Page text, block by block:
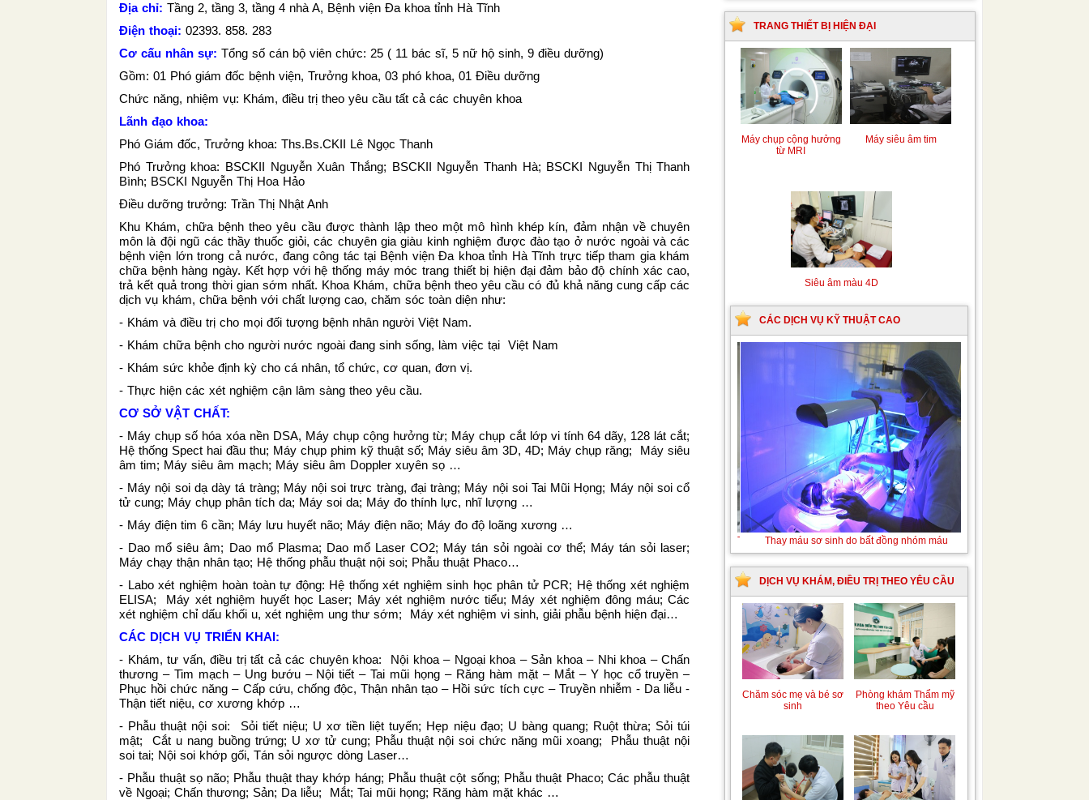
Địa chỉ: Tầng 2, tầng 3, tầng 4 nhà A, Bệnh viện Đa khoa tỉnh Hà Tĩnh
Điện thoại: 02393. 858. 283
Cơ cấu nhân sự: Tổng số cán bộ viên chức: 25 ( 11 bác sĩ, 5 nữ hộ sinh, 9 điều dưỡng)
Gồm: 01 Phó giám đốc bệnh viện, Trưởng khoa, 03 phó khoa, 01 Điều dưỡng
Chức năng, nhiệm vụ: Khám, điều trị theo yêu cầu tất cả các chuyên khoa
Lãnh đạo khoa:
Phó Giám đốc, Trưởng khoa: Ths.Bs.CKII Lê Ngọc Thanh
Phó Trưởng khoa: BSCKII Nguyễn Xuân Thắng; BSCKII Nguyễn Thanh Hà; BSCKI Nguyễn Thị Thanh
Bình; BSCKI Nguyễn Thị Hoa Hảo
Điều dưỡng trưởng: Trần Thị Nhật Anh
Khu Khám, chữa bệnh theo yêu cầu được thành lập theo một mô hình khép kín, đảm nhận về chuyên
môn là đội ngũ các thầy thuốc giỏi, các chuyên gia giàu kinh nghiệm được đào tạo ở nước ngoài và các
bệnh viện lớn trong cả nước, đang công tác tại Bệnh viện Đa khoa tỉnh Hà Tĩnh trực tiếp tham gia khám
chữa bệnh hàng ngày. Kết hợp với hệ thống máy móc trang thiết bị hiện đại đảm bảo độ chính xác cao,
trả kết quả trong thời gian sớm nhất. Khoa Khám, chữa bệnh theo yêu cầu có đủ khả năng cung cấp các
dịch vụ khám, chữa bệnh với chất lượng cao, chăm sóc toàn diện như:
- Khám và điều trị cho mọi đối tượng bệnh nhân người Việt Nam.
- Khám chữa bệnh cho người nước ngoài đang sinh sống, làm việc tại Việt Nam
- Khám sức khỏe định kỳ cho cá nhân, tổ chức, cơ quan, đơn vị.
- Thực hiện các xét nghiệm cận lâm sàng theo yêu cầu.
CƠ SỞ VẬT CHẤT:
- Máy chụp số hóa xóa nền DSA, Máy chụp cộng hưởng từ; Máy chụp cắt lớp vi tính 64 dãy, 128 lát cắt;
Hệ thống Spect hai đầu thu; Máy chụp phim kỹ thuật số; Máy siêu âm 3D, 4D; Máy chụp răng; Máy siêu
âm tim; Máy siêu âm mạch; Máy siêu âm Doppler xuyên sọ …
- Máy nội soi dạ dày tá tràng; Máy nội soi trực tràng, đại tràng; Máy nội soi Tai Mũi Họng; Máy nội soi cổ
tử cung; Máy chụp phân tích da; Máy soi da; Máy đo thính lực, nhĩ lượng …
- Máy điện tim 6 cần; Máy lưu huyết não; Máy điện não; Máy đo độ loãng xương …
- Dao mổ siêu âm; Dao mổ Plasma; Dao mổ Laser CO2; Máy tán sỏi ngoài cơ thể; Máy tán sỏi laser;
Máy chạy thận nhân tạo; Hệ thống phẫu thuật nội soi; Phẫu thuật Phaco…
- Labo xét nghiệm hoàn toàn tự động: Hệ thống xét nghiệm sinh học phân tử PCR; Hệ thống xét nghiệm
ELISA; Máy xét nghiệm huyết học Laser; Máy xét nghiệm nước tiểu; Máy xét nghiệm đông máu; Các
xét nghiệm chỉ dấu khối u, xét nghiệm ung thư sớm; Máy xét nghiệm vi sinh, giải phẫu bệnh hiện đại…
CÁC DỊCH VỤ TRIỂN KHAI:
- Khám, tư vấn, điều trị tất cả các chuyên khoa: Nội khoa – Ngoại khoa – Sản khoa – Nhi khoa – Chấn
thương – Tim mạch – Ung bướu – Nội tiết – Tai mũi họng – Răng hàm mặt – Mắt – Y học cổ truyền –
Phục hồi chức năng – Cấp cứu, chống độc, Thận nhân tạo – Hồi sức tích cực – Truyền nhiễm - Da liễu -
Thận tiết niệu, cơ xương khớp …
- Phẫu thuật nội soi: Sỏi tiết niệu; U xơ tiền liệt tuyến; Hẹp niệu đạo; U bàng quang; Ruột thừa; Sỏi túi
mật; Cắt u nang buồng trứng; U xơ tử cung; Phẫu thuật nội soi chức năng mũi xoang; Phẫu thuật nội
soi tai; Nội soi khớp gối, Tán sỏi ngược dòng Laser…
- Phẫu thuật sọ não; Phẫu thuật thay khớp háng; Phẫu thuật cột sống; Phẫu thuật Phaco; Các phẫu thuật
về Ngoại; Chấn thương; Sản; Da liễu; Mắt; Tai mũi họng; Răng hàm mặt khác …
TRANG THIẾT BỊ HIỆN ĐẠI
Máy chụp cộng hưởng
từ MRI
Máy siêu âm tim
Siêu âm màu 4D
CÁC DỊCH VỤ KỸ THUẬT CAO
Tán sỏi niệu quản ngược dòng Laser
DỊCH VỤ KHÁM, ĐIỀU TRỊ THEO YÊU CẦU
Chăm sóc mẹ và bé sơ
sinh
Phòng khám Thẩm mỹ
theo Yêu cầu